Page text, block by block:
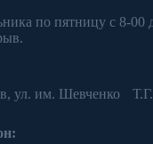
по пятницу с 8-00
ул. им. Шевченко